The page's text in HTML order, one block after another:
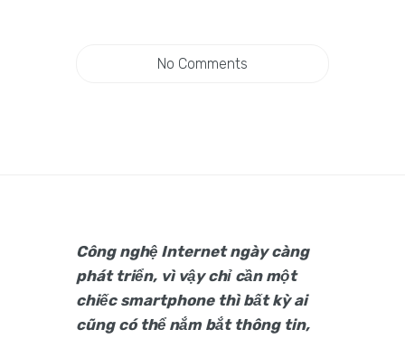
No Comments
Công nghệ Internet ngày càng
phát triển, vì vậy chỉ cần một
chiếc smartphone thì bất kỳ ai
cũng có thể nắm bắt thông tin,